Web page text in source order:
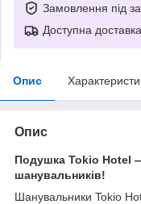
Замовлення під
Доступна доставка
Опис
Опис
Подушка Tokio Hotel
шанувальників!
Шанувальники Tokio